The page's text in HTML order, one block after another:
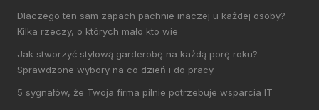
Dlaczego ten sam zapach pachnie inaczej u każdej osoby?
Kilka rzeczy, o których mało kto wie
Jak stworzyć stylową garderobę na każdą porę roku?
Sprawdzone wybory na co dzień i do pracy
5 sygnałów, że Twoja firma pilnie potrzebuje wsparcia IT